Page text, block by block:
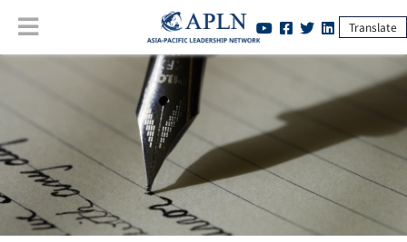
Translate
[JPN] The End of Liberal Order